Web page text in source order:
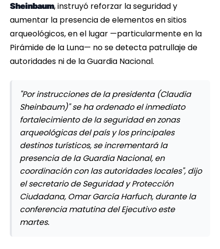
Sheinbaum, instruyó reforzar la seguridad y
aumentar la presencia de elementos en sitios
arqueológicos, en el lugar —particularmente en la
Pirámide de la Luna— no se detecta patrullaje de
autoridades ni de la Guardia Nacional.
"Por instrucciones de la presidenta (Claudia
Sheinbaum)" se ha ordenado el inmediato
fortalecimiento de la seguridad en zonas
arqueológicas del país y los principales
destinos turísticos, se incrementará la
presencia de la Guardia Nacional, en
coordinación con las autoridades locales", dijo
el secretario de Seguridad y Protección
Ciudadana, Omar García Harfuch, durante la
conferencia matutina del Ejecutivo este
martes.